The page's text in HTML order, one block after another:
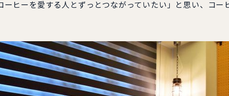
ーヒーを愛する人とずっとつながっていたい」と思い、コ